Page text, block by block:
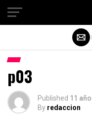
p03
Published 11
By redaccion
Salir